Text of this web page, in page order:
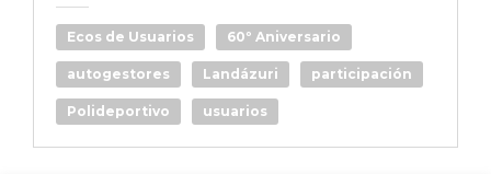
Ecos de Usuarios 60º Aniversario
autogestores Landázuri participación
Polideportivo usuarios